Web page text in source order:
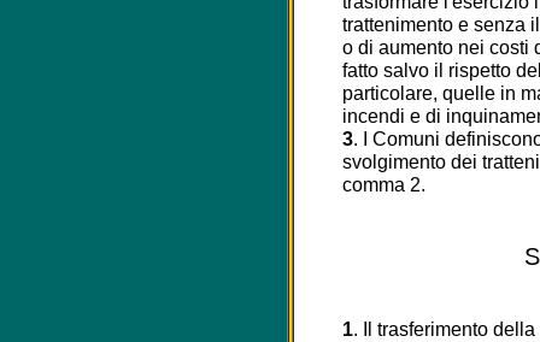
trattenimento e senza
o di aumento nei costi
fatto salvo il rispetto
particolare, quelle in
incendi e di
3. I Comuni
svolgimento dei
comma 2.
1. Il trasferimento